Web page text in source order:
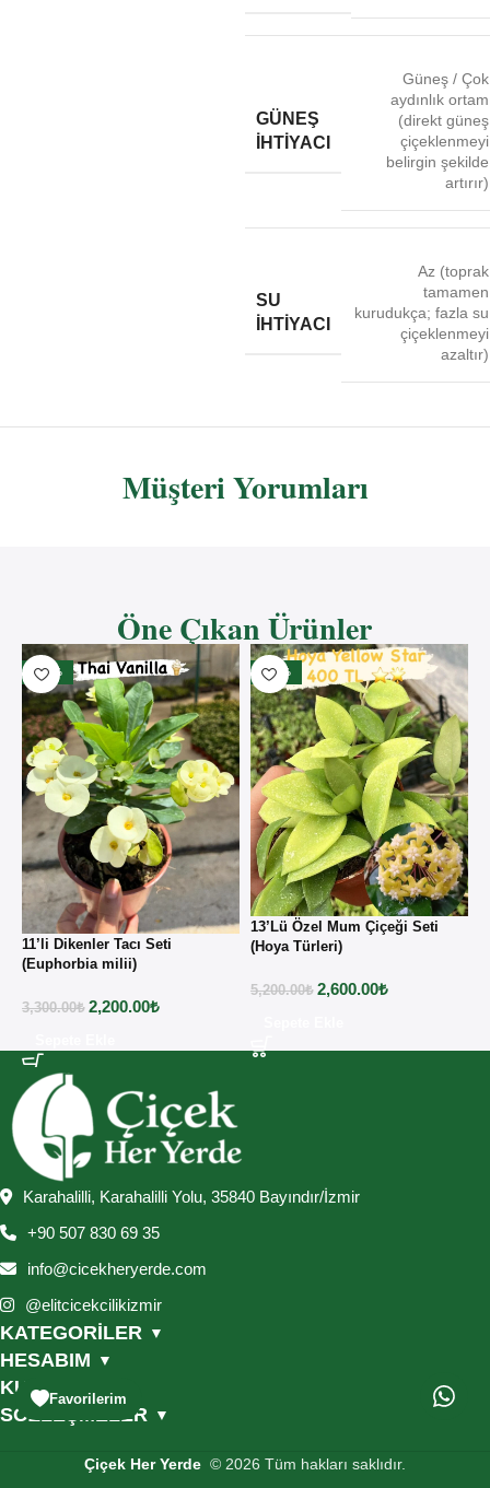
GÜNEŞ
İHTIYACI
Güneş / Çok
aydınlık ortam
(direkt güneş
çiçeklenmeyi
belirgin şekilde
artırır)
SU
İHTIYACI
Az (toprak
tamamen
kurudukça; fazla su
çiçeklenmeyi
azaltır)
Müşteri Yorumları
Öne Çıkan Ürünler
- 33%
11’li Dikenler Tacı Seti
(Euphorbia milii)
3,300.00₺ 2,200.00₺
- 50%
13’Lü Özel Mum Çiçeği Seti
(Hoya Türleri)
5,200.00₺ 2,600.00₺
Karahalilli, Karahalilli Yolu, 35840 Bayındır/İzmir
+90 507 830 69 35
info@cicekheryerde.com
@elitcicekcilikizmir
KATEGORİLER ▼
HESABIM ▼
KURUMSAL
SÖZLEŞMELER ▼
Çiçek Her Yerde © 2026 Tüm hakları saklıdır.
Favorilerim